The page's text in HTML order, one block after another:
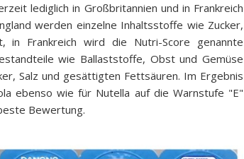
lediglich in Großbritannien und in Frankreich
werden einzelne Inhaltsstoffe wie Zucker,
in Frankreich wird die Nutri-Score genannte
wie Ballaststoffe, Obst und Gemüse
Salz und gesättigten Fettsäuren. Im Ergebnis
ebenso wie für Nutella auf die Warnstufe "E"
Bewertung.